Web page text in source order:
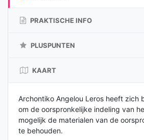
PRAKTISCHE INFO
PLUSPUNTEN
KAART
Archontiko Angelou Leros heeft zich
om de oorspronkelijke indeling van
mogelijk de materialen van de
te behouden.